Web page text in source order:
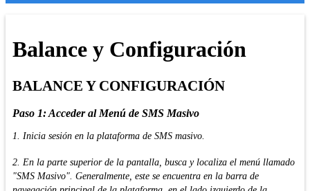
Balance y Configuración
BALANCE Y CONFIGURACIÓN
Paso 1: Acceder al Menú de SMS Masivo
1. Inicia sesión en la plataforma de SMS masivo.
2. En la parte superior de la pantalla, busca y localiza el menú llamado
"SMS Masivo". Generalmente, este se encuentra en la barra de